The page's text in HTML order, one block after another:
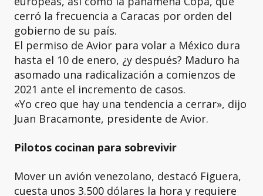
cerró la frecuencia a Caracas por orden del
gobierno de su país.
El permiso de Avior para volar a México dura
hasta el 10 de enero, ¿y después? Maduro ha
asomado una radicalización a comienzos de
2021 ante el incremento de casos.
«Yo creo que hay una tendencia a cerrar», dijo
Juan Bracamonte, presidente de Avior.
Pilotos cocinan para sobrevivir
Mover un avión venezolano, destacó Figuera,
cuesta unos 3.500 dólares la hora y requiere